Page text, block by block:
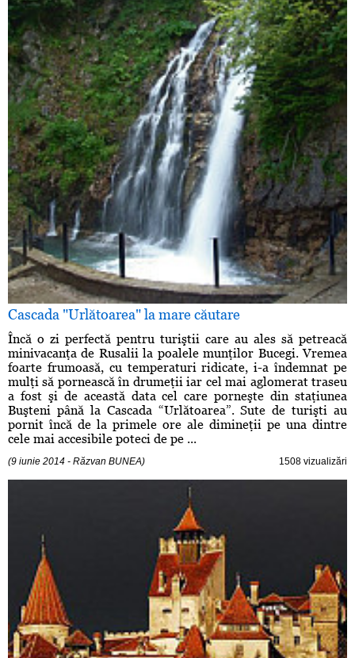
Cascada "Urlătoarea" la mare căutare
Încă o zi perfectă pentru turiştii care au ales să petreacă
minivacanţa de Rusalii la poalele munţilor Bucegi. Vremea
foarte frumoasă, cu temperaturi ridicate, i-a îndemnat pe
mulţi să pornească în drumeţii iar cel mai aglomerat traseu
a fost şi de această data cel care porneşte din staţiunea
Buşteni până la Cascada “Urlătoarea”. Sute de turişti au
pornit încă de la primele ore ale dimineţii pe una dintre
cele mai accesibile poteci de pe ...
(9 iunie 2014 - Răzvan BUNEA) 1508 vizualizări